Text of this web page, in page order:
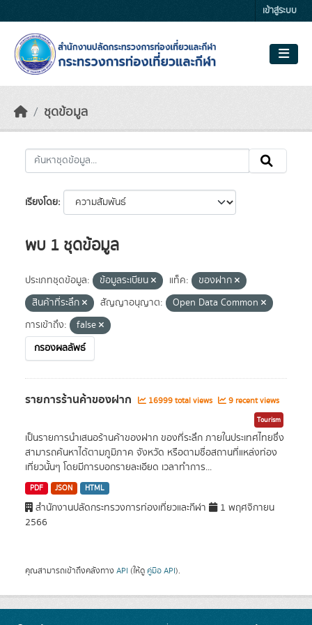
เข้าสู่ระบบ
ชุดข้อมูล
เรียงโดย
พบ 1 ชุดข้อมูล
ประเภทชุดข้อมูล: ข้อมูลระเบียน แท็ค:
ของฝาก
สินค้าที่ระลึก
สัญญาอนุญาต:
Open Data Common
การเข้าถึง:
false
กรองผลลัพธ์
รายการร้านค้าของฝาก 16999 total views 9 recent views
Tourism
เป็นรายการนำเสนอร้านค้าของฝาก ของที่ระลึก ภายในประเทศไทยซึ่ง
สามารถค้นหาได้ตามภูมิภาค จังหวัด หรือตามชื่อสถานที่แหล่งท่อง
เที่ยวนั้นๆ โดยมีการบอกรายละเอียด เวลาทำการ...
PDF JSON HTML
สำนักงานปลัดกระทรวงการท่องเที่ยวและกีฬา
1 พฤศจิกายน
2566
คุณสามารถเข้าถึงคลังทาง API (ให้ดู คู่มือ API).